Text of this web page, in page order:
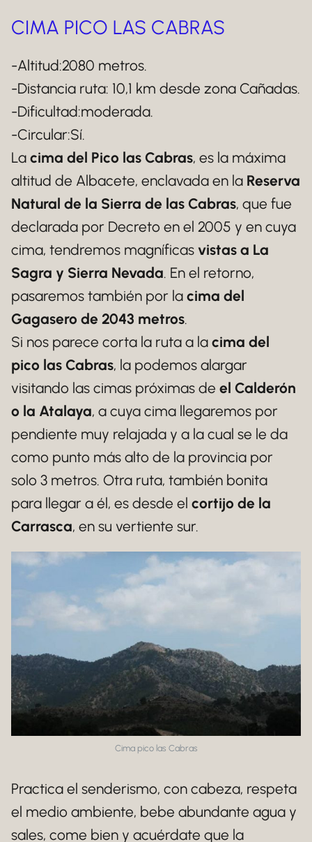
CIMA PICO LAS CABRAS
-Altitud:2080 metros.
-Distancia ruta: 10,1 km desde zona Cañadas.
-Dificultad:moderada.
-Circular:Sí.
La cima del Pico las Cabras, es la máxima
altitud de Albacete, enclavada en la Reserva
Natural de la Sierra de las Cabras, que fue
declarada por Decreto en el 2005 y en cuya
cima, tendremos magníficas vistas a La
Sagra y Sierra Nevada. En el retorno,
pasaremos también por la cima del
Gagasero de 2043 metros.
Si nos parece corta la ruta a la cima del
pico las Cabras, la podemos alargar
visitando las cimas próximas de el Calderón
o la Atalaya, a cuya cima llegaremos por
pendiente muy relajada y a la cual se le da
como punto más alto de la provincia por
solo 3 metros. Otra ruta, también bonita
para llegar a él, es desde el cortijo de la
Carrasca, en su vertiente sur.
Cima pico las Cabras
Practica el senderismo, con cabeza, respeta
el medio ambiente, bebe abundante agua y
sales, come bien y acuérdate que la